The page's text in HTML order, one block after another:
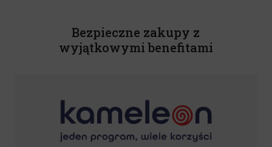
Bezpieczne zakupy z
wyjątkowymi benefitami